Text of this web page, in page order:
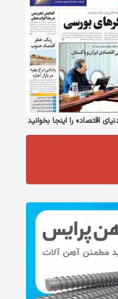
اقتصاد» را اینجا بخوانید